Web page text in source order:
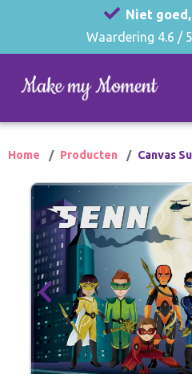
Niet
Waardering 4.6 / 5
Home Producten Canvas